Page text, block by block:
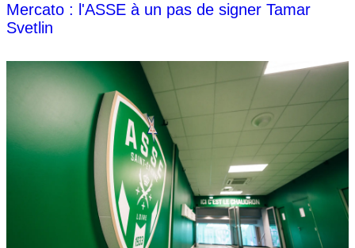
Mercato : l'ASSE à un pas de signer Tamar
Svetlin